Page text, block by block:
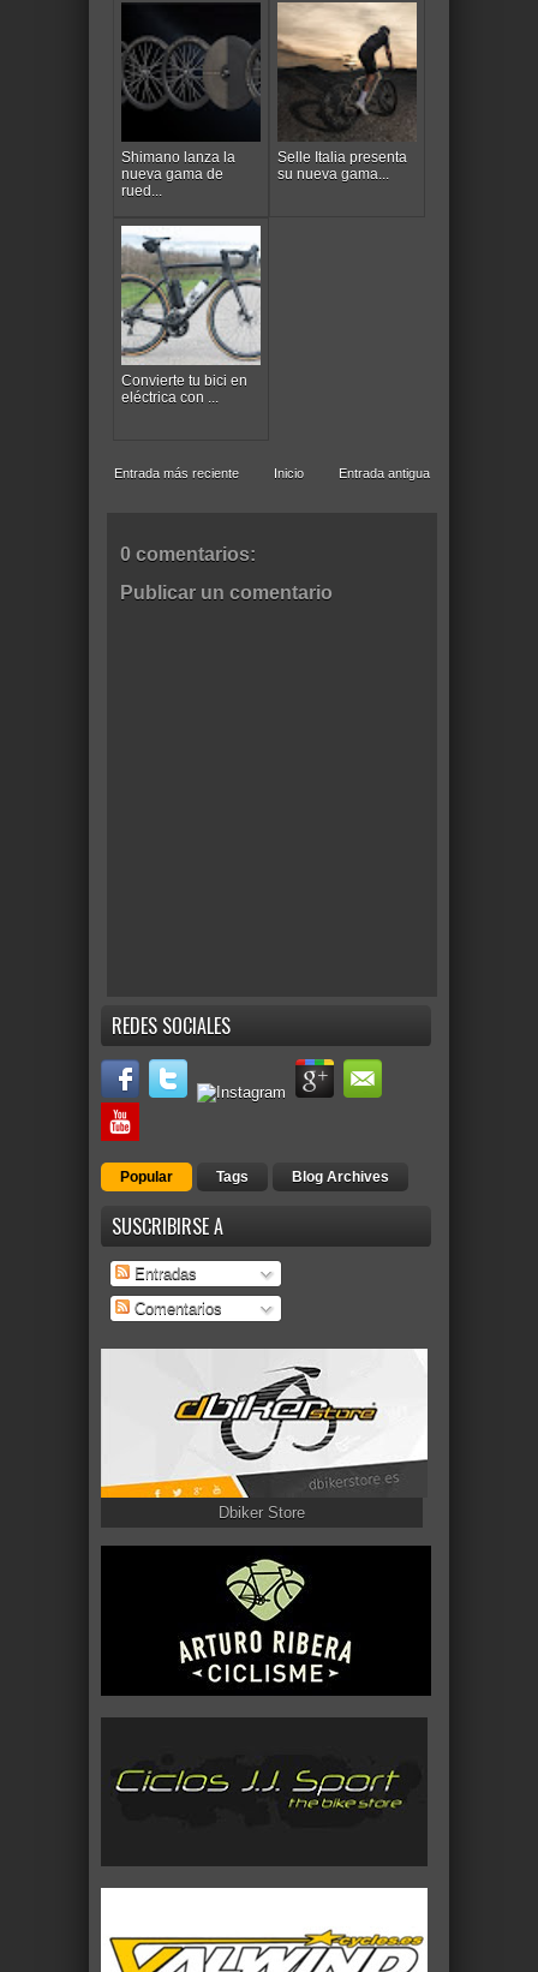
Shimano lanza la
nueva gama de
rued...
Selle Italia presenta
su nueva gama...
Convierte tu bici en
eléctrica con ...
Entrada más reciente Entrada antigua
Inicio
0 comentarios:
Publicar un comentario
REDES SOCIALES
Popular Tags Blog Archives
SUSCRIBIRSE A
Entradas
Comentarios
Dbiker Store